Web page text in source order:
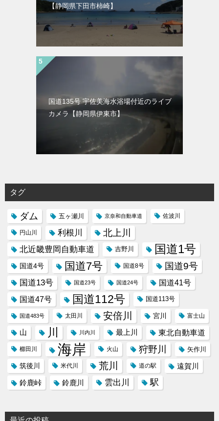
【静岡県下田市柿崎】
国道135号 宇佐美海水浴場付近のライブ
カメラ【静岡県伊東市】
タグ
ダム 五ヶ瀬川 京奈和自動車道 佐波川
円山川 利根川 北上川
北近畿豊岡自動車道 吉野川 国道1号
国道4号 国道7号 国道8号 国道9号
国道13号 国道23号 国道24号 国道41号
国道47号 国道112号 国道113号
国道483号 太田川 安倍川 宮川 富士山
山 川 川内川 最上川 東北自動車道
櫛田川 海岸 火山 狩野川 矢作川
筑後川 米代川 荒川 道の駅
遠賀川
鈴鹿峠
鈴鹿川 雲出川 駅